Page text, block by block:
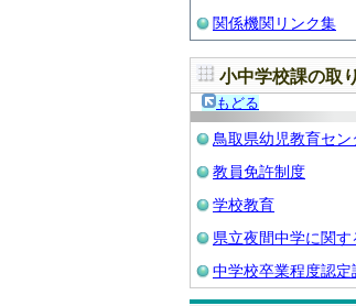
関係機関リンク集
小中学校課の取
もどる
鳥取県幼児教育セン
教員免許制度
学校教育
県立夜間中学に関す
中学校卒業程度認定